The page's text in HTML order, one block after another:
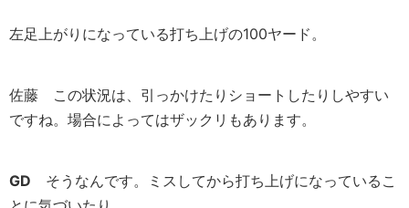
左足上がりになっている打ち上げの100ヤード。
佐藤 この状況は、引っかけたりショートしたりしやすい
ですね。場合によってはザックリもあります。
GD そうなんです。ミスしてから打ち上げになっているこ